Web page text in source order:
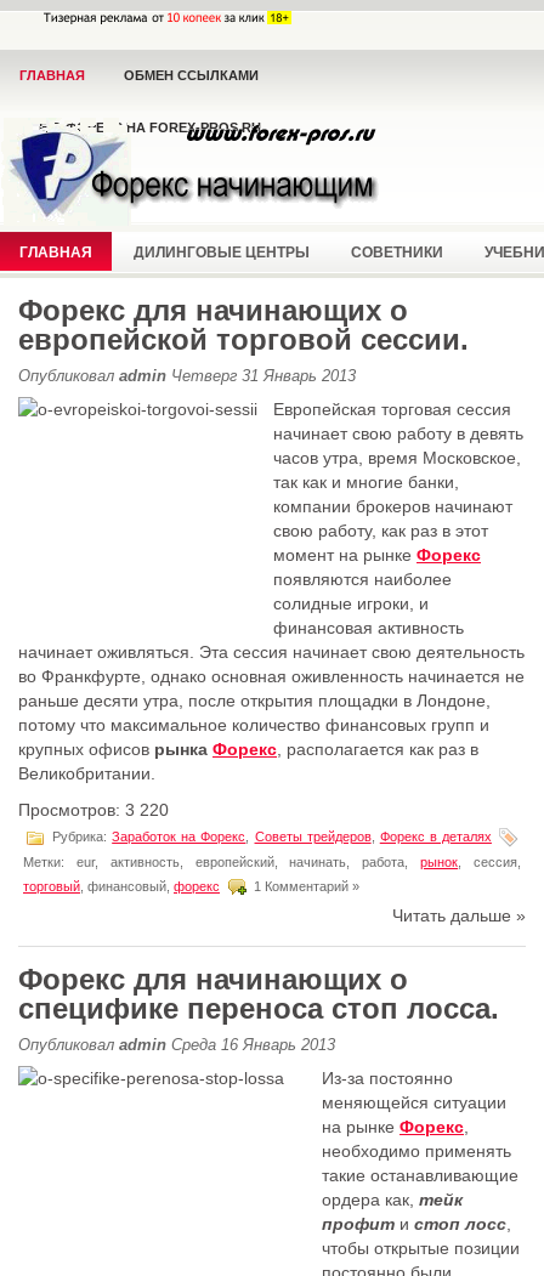
ГЛАВНАЯ ОБМЕН ССЫЛКАМИ
ВСЁ О ФОРЕКС НА FOREX-PROS.RU
ГЛАВНАЯ ДИЛИНГОВЫЕ ЦЕНТРЫ СОВЕТНИКИ
Форекс для начинающих о
европейской торговой сессии.
Опубликовал admin Четверг 31 Январь 2013
Европейская торговая сессия
начинает свою работу в девять
часов утра, время Московское,
так как и многие банки,
компании брокеров начинают
свою работу, как раз в этот
момент на рынке Форекс
появляются наиболее
солидные игроки, и
финансовая активность
начинает оживляться. Эта сессия начинает свою деятельность
во Франкфурте, однако основная оживленность начинается не
раньше десяти утра, после открытия площадки в Лондоне,
потому что максимальное количество финансовых групп и
крупных офисов рынка Форекс , располагается как раз в
Великобритании.
Просмотров: 3 220
Рубрика:Заработок на Форекс Советы трейдеров, Форекс в деталях
Метки: eur, активность, европейский, начинать, работа,рынoк , сессия,
торговый , финансовый, форекс 1 Комментарий »
Читать дальше »
Форекс для начинающих о
специфике переноса стоп лосса.
Опубликовал admin Среда 16 Январь 2013
Из-за постоянно
меняющейся ситуации
на рынке Форекс
необходимо применять
такие останавливающие
ордера как, тейк
профит и стоп лосс
чтобы открытые позиции